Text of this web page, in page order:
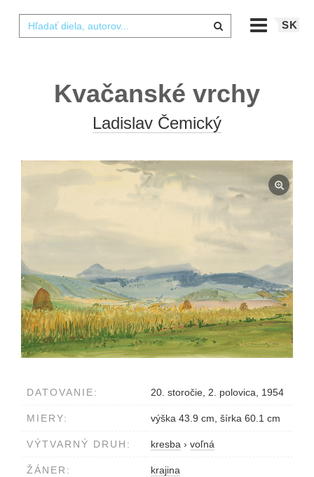
SK
Kvačanské vrchy
Ladislav Čemický
DATOVANIE: 20. storočie, 2. polovica, 1954
MIERY: výška 43.9 cm, šírka 60.1 cm
VÝTVARNÝ DRUH: kresba › voľná
ŽÁNER: krajina